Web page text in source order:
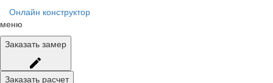
Онлайн конструктор
меню
Заказать замер
Заказать расчет